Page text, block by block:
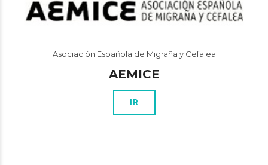
Asociación Española de Migraña y Cefalea
AEMICE
IR